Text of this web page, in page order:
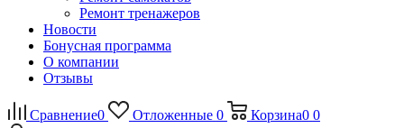
Ремонт тренажеров
Новости
Бонусная программа
О компании
Отзывы
Сравнение0 Отложенные 0 Корзина0 0